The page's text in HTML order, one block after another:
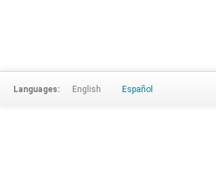
Languages: English Español